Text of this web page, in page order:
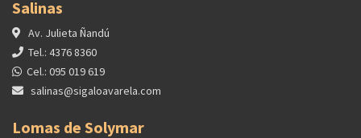
Salinas
Av. Julieta Ñandú
Tel.: 4376 8360
Cel.: 095 019 619
salinas@sigaloavarela.com
Lomas de Solymar